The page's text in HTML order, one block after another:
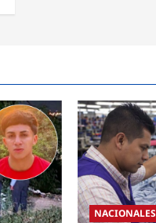
NACIONALES